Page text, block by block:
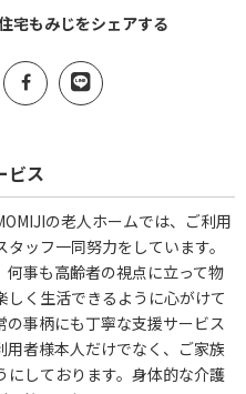
宅もみじをシェアする
ビス
の老人ホームでは、ご利用
ッフ一同努力をしています。
事も高齢者の視点に立って物
く生活できるように心がけて
の事柄にも丁寧な支援サービス
者様本人だけでなく、ご家族
にしております。身体的な介護